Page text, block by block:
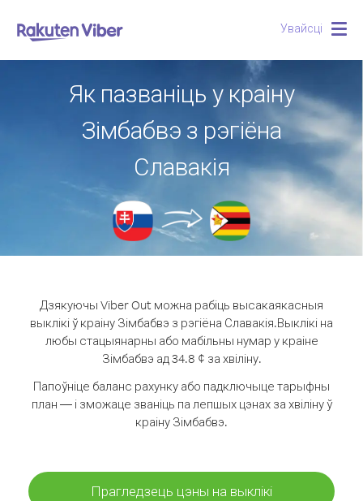
Увайсці
Як пазваніць у краіну
Зімбабвэ з рэгіёна
Славакія
Дзякуючы Viber Out можна рабіць высакаякасныя
выклікі ў краіну Зімбабвэ з рэгіёна Славакія.Выклікі на
любы стацыянарны або мабільны нумар у краіне
Зімбабвэ ад 34.8 ¢ за хвіліну.
Папоўніце баланс рахунку або падключыце тарыфны
план — і зможаце званіць па лепшых цэнах за хвіліну ў
краіну Зімбабвэ.
Прагледзець цэны на выклікі